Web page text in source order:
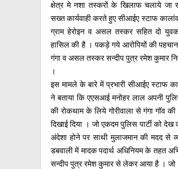
क्षेत्र मे नशा तस्करों के खिलाफ चलाये जा
सख्त कार्यवाही करते हुए सीआईए स्टाफ
ग्राम हेरोइन व असल तस्कर सहित दो
हासिल की है । पकड़े गये आरोपियों की पहचान
गंगा व असल तस्कर सन्दीप पुत्र रमेश कुमार
।
इस मामले के बारे में प्रभारी सीआईए स्टाफ
ने बताया कि एएसआई मनोहर लाल अपनी
की रोकथाम के लिये गोरीवाला से गंगा
दिखाई दिया । जो एकदम पुलिस पार्टी
अंदेशा होने पर साथी मुलाजमान की मदद से
डबवाली में मादक पदार्थ अधिनियम के तहत
सन्दीप पुत्र रमेश कुमार से लेकर आया है । जो